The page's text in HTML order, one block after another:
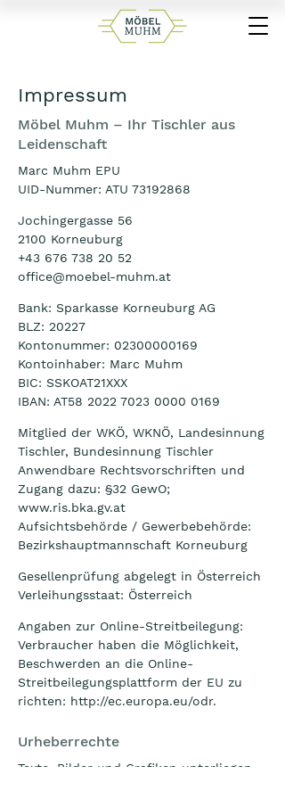
Impressum
Möbel Muhm – Ihr Tischler aus
Leidenschaft
Marc Muhm EPU
UID-Nummer: ATU 73192868
Jochingergasse 56
2100 Korneuburg
+43 676 738 20 52
office@moebel-muhm.at
Bank: Sparkasse Korneuburg AG
BLZ: 20227
Kontonummer: 02300000169
Kontoinhaber: Marc Muhm
BIC: SSKOAT21XXX
IBAN: AT58 2022 7023 0000 0169
Mitglied der WKÖ, WKNÖ, Landesinnung
Tischler, Bundesinnung Tischler
Anwendbare Rechtsvorschriften und
Zugang dazu: §32 GewO;
www.ris.bka.gv.at
Aufsichtsbehörde / Gewerbebehörde:
Bezirkshauptmannschaft Korneuburg
Gesellenprüfung abgelegt in Österreich
Verleihungsstaat: Österreich
Angaben zur Online-Streitbeilegung:
Verbraucher haben die Möglichkeit,
Beschwerden an die Online-
Streitbeilegungsplattform der EU zu
richten: http://ec.europa.eu/odr.
Urheberrechte
Texte, Bilder und Grafiken unterliegen